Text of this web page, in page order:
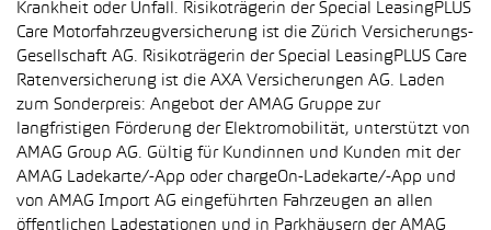
Krankheit oder Unfall. Risikoträgerin der Special LeasingPLUS
Care Motorfahrzeugversicherung ist die Zürich Versicherungs-
Gesellschaft AG. Risikoträgerin der Special LeasingPLUS Care
Ratenversicherung ist die AXA Versicherungen AG. Laden
zum Sonderpreis: Angebot der AMAG Gruppe zur
langfristigen Förderung der Elektromobilität, unterstützt von
AMAG Group AG. Gültig für Kundinnen und Kunden mit der
AMAG Ladekarte/-App oder chargeOn-Ladekarte/-App und
von AMAG Import AG eingeführten Fahrzeugen an allen
öffentlichen Ladestationen und in Parkhäusern der AMAG